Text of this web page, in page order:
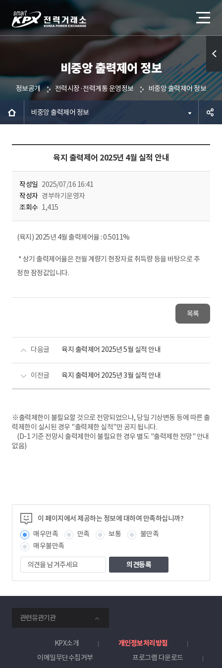
비중앙 출력제어 정보
정보공개 전력시장·전력계통 운영정보 비중앙 출력제어 정보
비중앙 출력제어 정보
육지 출력제어 2025년 4월 실적 안내
작성일 2025/07/16 16:41
작성자 경부하기운영자
조회수 1,415
(육지) 2025년 4월 출력제어율 : 0.5011%
* 상기 출력제어율은 전월 계량기 현장자료 취득량 등을 바탕으로 추
정한 잠정값입니다.
목록
다음글 육지 출력제어 2025년 5월 실적 안내
이전글 육지 출력제어 2025년 3월 실적 안내
※출력제한이 불필요할 것으로 전망되었으나, 당일 기상변동 등에 따른 출
력제한이 실시된 경우 "출력제한 실적"만 공지 됩니다.
(D-1 기준 전망시 출력제한이 불필요한 경우 별도 "출력제한 전망" 안내
없음)
이 페이지에서 제공하는 정보에 대하여 만족하십니까?
매우만족
만족 보통
불만족
매우불만족
의
견
을
겨
주
세
요
관련유관기관
KPX소개
개인정보처리방침
이메일무단수집거부
프로그램 다운로드
퀵메
뉴 열
기